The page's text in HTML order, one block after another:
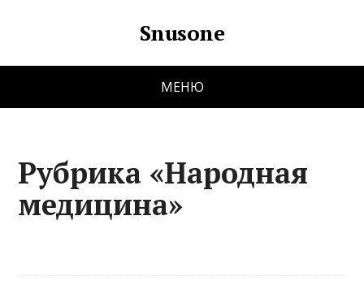
Snusone
МЕНЮ
Рубрика «Народная
медицина»